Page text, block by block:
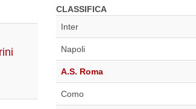
CLASSIFICA
Inter
Napoli
A.S. Roma
Como